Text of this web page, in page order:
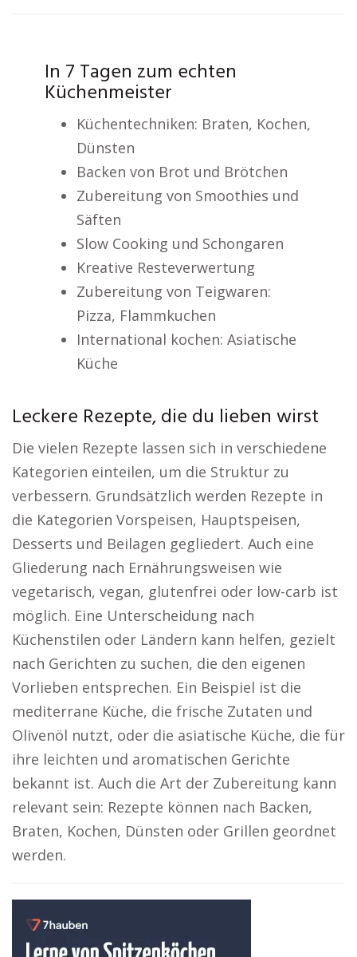
In 7 Tagen zum echten
Küchenmeister
Küchentechniken: Braten, Kochen,
Dünsten
Backen von Brot und Brötchen
Zubereitung von Smoothies und
Säften
Slow Cooking und Schongaren
Kreative Resteverwertung
Zubereitung von Teigwaren:
Pizza, Flammkuchen
International kochen: Asiatische
Küche
Leckere Rezepte, die du lieben wirst
Die vielen Rezepte lassen sich in verschiedene
Kategorien einteilen, um die Struktur zu
verbessern. Grundsätzlich werden Rezepte in
die Kategorien Vorspeisen, Hauptspeisen,
Desserts und Beilagen gegliedert. Auch eine
Gliederung nach Ernährungsweisen wie
vegetarisch, vegan, glutenfrei oder low-carb ist
möglich. Eine Unterscheidung nach
Küchenstilen oder Ländern kann helfen, gezielt
nach Gerichten zu suchen, die den eigenen
Vorlieben entsprechen. Ein Beispiel ist die
mediterrane Küche, die frische Zutaten und
Olivenöl nutzt, oder die asiatische Küche, die für
ihre leichten und aromatischen Gerichte
bekannt ist. Auch die Art der Zubereitung kann
relevant sein: Rezepte können nach Backen,
Braten, Kochen, Dünsten oder Grillen geordnet
werden.